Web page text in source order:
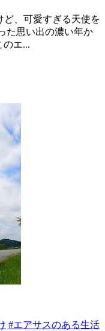
ど、可愛すぎる天使を
た思い出の濃い年か
のエ...
#エアサスのある生活